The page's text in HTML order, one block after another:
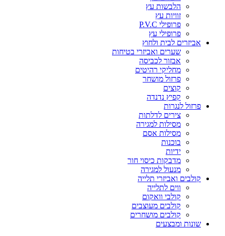
הלבשות עץ
זוויות עץ
פרופילי P.V.C
פרופילי עץ
אביזרים לבית ולחוץ
שערים ואביזרי בטיחות
אבזור לכביסה
מחליקי רהיטים
פרזול מושחר
קוצים
קפיץ נדנדה
פרזול לנגרות
צירים לדלתות
מסילות למגירה
מסילות אסם
בוכנות
ידיות
מדבקות כיסוי חור
מנעול למגירה
קולבים ואביזרי תלייה
ווים לתלייה
קולבי וואקום
קולבים מעוצבים
קולבים מושחרים
שונות ומבצעים